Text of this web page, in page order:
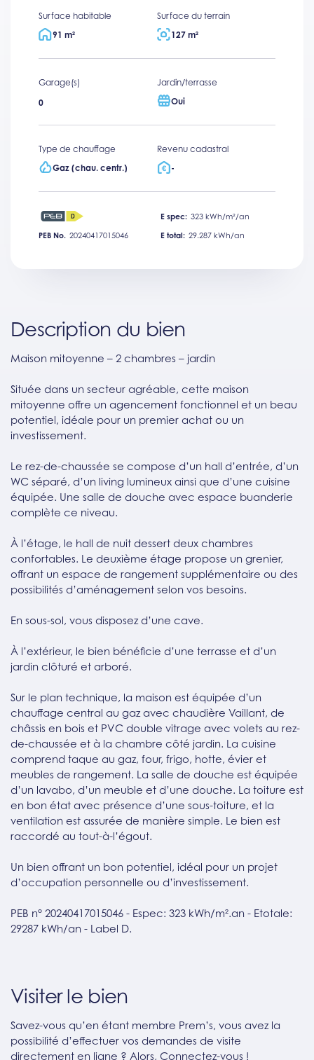
Surface habitable
91 m²
Surface du terrain
127 m²
Garage(s)
0
Jardin/terrasse
Oui
Type de chauffage
Gaz (chau. centr.)
Revenu cadastral
-
E spec: 323 kWh/m²/an
PEB No. 20240417015046 E total: 29.287 kWh/an
Description du bien
Maison mitoyenne – 2 chambres – jardin
Située dans un secteur agréable, cette maison
mitoyenne offre un agencement fonctionnel et un beau
potentiel, idéale pour un premier achat ou un
investissement.
Le rez-de-chaussée se compose d’un hall d’entrée, d’un
WC séparé, d’un living lumineux ainsi que d’une cuisine
équipée. Une salle de douche avec espace buanderie
complète ce niveau.
À l’étage, le hall de nuit dessert deux chambres
confortables. Le deuxième étage propose un grenier,
offrant un espace de rangement supplémentaire ou des
possibilités d’aménagement selon vos besoins.
En sous-sol, vous disposez d’une cave.
À l’extérieur, le bien bénéficie d’une terrasse et d’un
jardin clôturé et arboré.
Sur le plan technique, la maison est équipée d’un
chauffage central au gaz avec chaudière Vaillant, de
châssis en bois et PVC double vitrage avec volets au rez-
de-chaussée et à la chambre côté jardin. La cuisine
comprend taque au gaz, four, frigo, hotte, évier et
meubles de rangement. La salle de douche est équipée
d’un lavabo, d’un meuble et d’une douche. La toiture est
en bon état avec présence d’une sous-toiture, et la
ventilation est assurée de manière simple. Le bien est
raccordé au tout-à-l’égout.
Un bien offrant un bon potentiel, idéal pour un projet
d’occupation personnelle ou d’investissement.
PEB n° 20240417015046 - Espec: 323 kWh/m².an - Etotale:
29287 kWh/an - Label D.
Visiter le bien
Savez-vous qu’en étant membre Prem’s, vous avez la
possibilité d’effectuer vos demandes de visite
directement en ligne ? Alors, Connectez-vous !